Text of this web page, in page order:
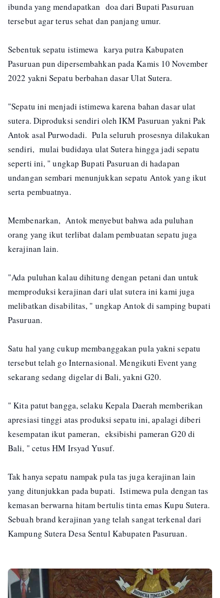
ibunda yang mendapatkan doa dari Bupati Pasuruan
tersebut agar terus sehat dan panjang umur.
Sebentuk sepatu istimewa karya putra Kabupaten
Pasuruan pun dipersembahkan pada Kamis 10 November
2022 yakni Sepatu berbahan dasar Ulat Sutera.
"Sepatu ini menjadi istimewa karena bahan dasar ulat
sutera. Diproduksi sendiri oleh IKM Pasuruan yakni Pak
Antok asal Purwodadi. Pula seluruh prosesnya dilakukan
sendiri, mulai budidaya ulat Sutera hingga jadi sepatu
seperti ini, " ungkap Bupati Pasuruan di hadapan
undangan sembari menunjukkan sepatu Antok yang ikut
serta pembuatnya.
Membenarkan, Antok menyebut bahwa ada puluhan
orang yang ikut terlibat dalam pembuatan sepatu juga
kerajinan lain.
"Ada puluhan kalau dihitung dengan petani dan untuk
memproduksi kerajinan dari ulat sutera ini kami juga
melibatkan disabilitas, " ungkap Antok di samping bupati
Pasuruan.
Satu hal yang cukup membanggakan pula yakni sepatu
tersebut telah go Internasional. Mengikuti Event yang
sekarang sedang digelar di Bali, yakni G20.
" Kita patut bangga, selaku Kepala Daerah memberikan
apresiasi tinggi atas produksi sepatu ini, apalagi diberi
kesempatan ikut pameran, eksibishi pameran G20 di
Bali, " cetus HM Irsyad Yusuf.
Tak hanya sepatu nampak pula tas juga kerajinan lain
yang ditunjukkan pada bupati. Istimewa pula dengan tas
kemasan berwarna hitam bertulis tinta emas Kupu Sutera.
Sebuah brand kerajinan yang telah sangat terkenal dari
Kampung Sutera Desa Sentul Kabupaten Pasuruan.